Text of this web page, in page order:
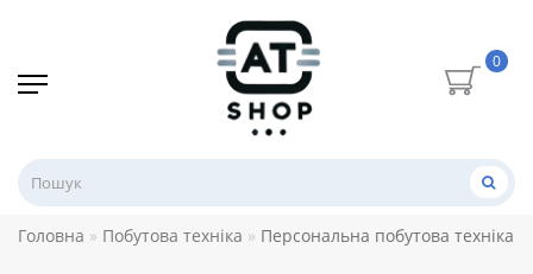
0
Головна Побутова техніка Персональна побутова техніка